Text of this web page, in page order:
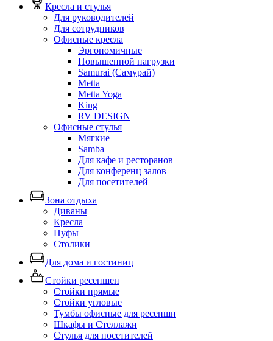
Кресла и стулья
Для руководителей
Для сотрудников
Офисные кресла
Эргономичные
Повышенной нагрузки
Samurai (Самурай)
Metta
Metta Yoga
King
RV DESIGN
Офисные стулья
Мягкие
Samba
Для кафе и ресторанов
Для конференц залов
Для посетителей
Зона отдыха
Диваны
Кресла
Пуфы
Столики
Для дома и гостиниц
Стойки ресепшен
Стойки прямые
Стойки угловые
Тумбы офисные для ресепшн
Шкафы и Стеллажи
Стулья для посетителей